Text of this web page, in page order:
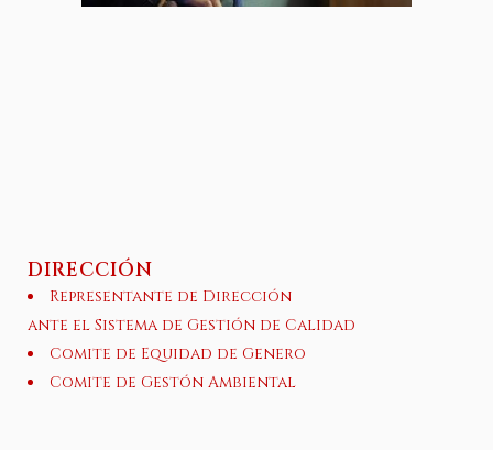
DIRECCIÓN
Representante de Dirección
ante el Sistema de Gestión de Calidad
Comite de Equidad de Genero
Comite de Gestón Ambiental